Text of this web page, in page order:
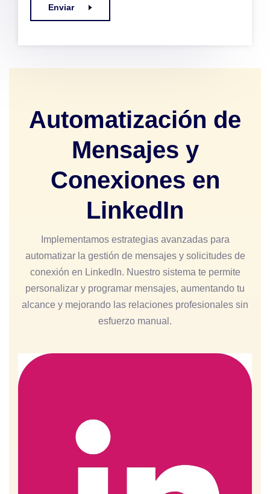
Enviar
Automatización de
Mensajes y
Conexiones en
LinkedIn
Implementamos estrategias avanzadas para
automatizar la gestión de mensajes y solicitudes de
conexión en LinkedIn. Nuestro sistema te permite
personalizar y programar mensajes, aumentando tu
alcance y mejorando las relaciones profesionales sin
esfuerzo manual.